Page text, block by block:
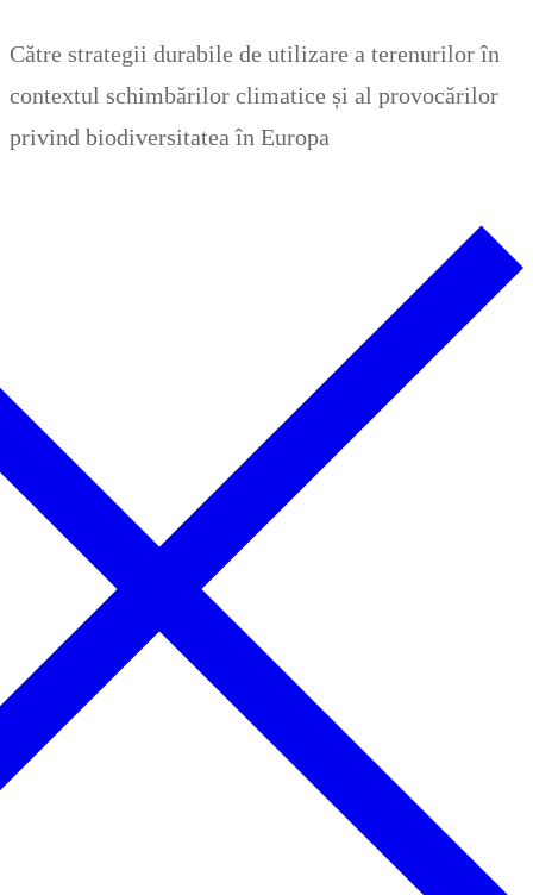
Inhalt
springen
Către strategii durabile de utilizare a terenurilor în
contextul schimbărilor climatice și al provocărilor
privind biodiversitatea în Europa